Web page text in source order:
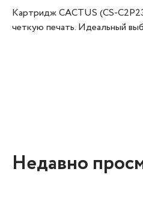
Картридж CACTUS (CS-
четкую печать. Идеальный
Недавно